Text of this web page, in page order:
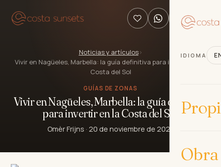
IDIOMA
Noticias y artículos›
Vivir en Nagüeles, Marbella: la guía definitiva para invertir en la
Costa del Sol
GUÍAS DE ZONAS
Vivir en Nagüeles, Marbella: la guía definitiva
para invertir en la Costa del Sol
Omèr Frijns · 20 de noviembre de 2025